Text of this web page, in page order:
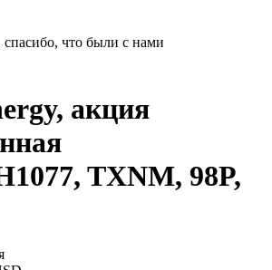
что были с нами
акция
TXNM, 98P,